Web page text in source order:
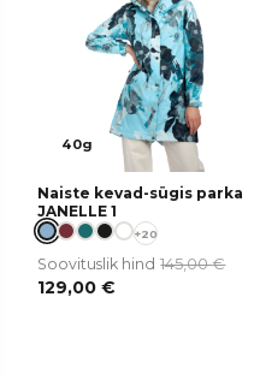
40g
Naiste kevad-sügis parka
JANELLE 1
+20
Soovituslik hind 145,00€
129,00€